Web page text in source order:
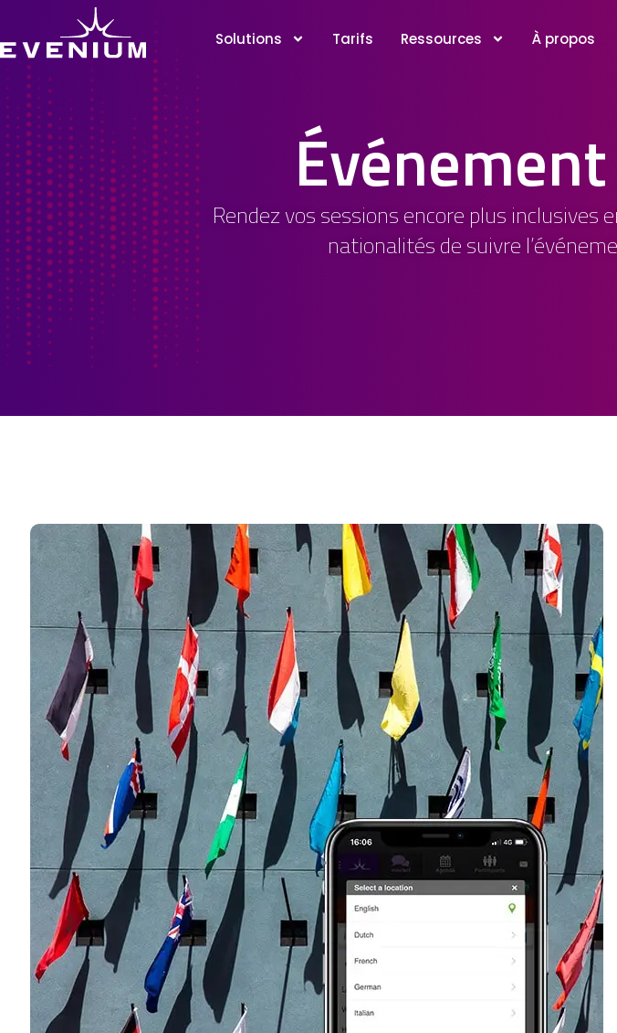
Solutions Tarifs Ressources À propos
Rendez vos sessions encore plus
nationalités de suivre